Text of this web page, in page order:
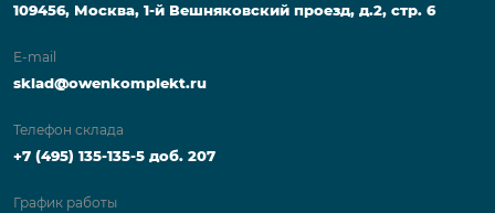
109456, Москва, 1-й Вешняковский проезд, д.2, стр. 6
E-mail
sklad@owenkomplekt.ru
Телефон склада
+7 (495) 135-135-5 доб. 207
График работы